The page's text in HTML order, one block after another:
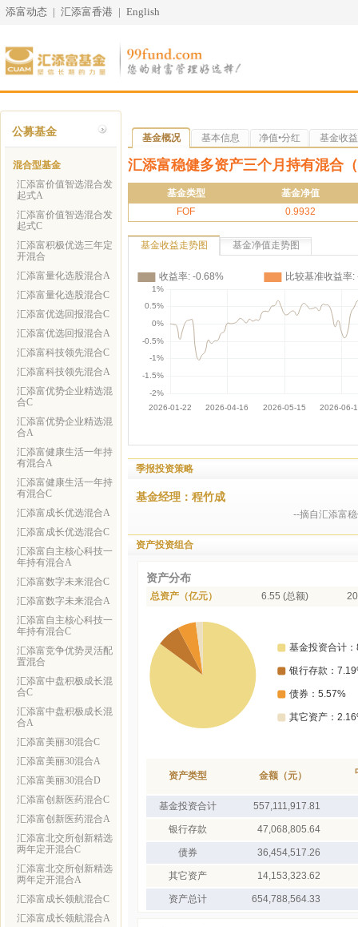
添富动态 | 汇添富香港 | English
公募基金
混合型基金
汇添富价值智选混合发
起式A
汇添富价值智选混合发
起式C
汇添富积极优选三年定
开混合
汇添富量化选股混合A
汇添富量化选股混合C
汇添富优选回报混合C
汇添富优选回报混合A
汇添富科技领先混合C
汇添富科技领先混合A
汇添富优势企业精选混
合C
汇添富优势企业精选混
合A
汇添富健康生活一年持
有混合A
汇添富健康生活一年持
有混合C
汇添富成长优选混合A
汇添富成长优选混合C
汇添富自主核心科技一
年持有混合A
汇添富数字未来混合C
汇添富数字未来混合A
汇添富自主核心科技一
年持有混合C
汇添富竞争优势灵活配
置混合
汇添富中盘积极成长混
合C
汇添富中盘积极成长混
合A
汇添富美丽30混合C
汇添富美丽30混合A
汇添富美丽30混合D
汇添富创新医药混合C
汇添富创新医药混合A
汇添富北交所创新精选
两年定开混合C
汇添富北交所创新精选
两年定开混合A
汇添富成长领航混合C
汇添富成长领航混合A
基金概况 基本信息 净值•分红 基金收益
汇添富稳健多资产三个月持有混合
基金类型
基金净值
FOF
0.9932
基金收益走势图 基金净值走势图
季报投资策略
基金经理：程竹成
--摘自汇添富
资产投资组合
资产分布
总资产（亿元） 6.55 (总额)
资产类型 金额（元）
基金投资合计 557,111,917.81
银行存款 47,068,805.64
债券 36,454,517.26
其它资产 14,153,323.62
资产总计 654,788,564.33